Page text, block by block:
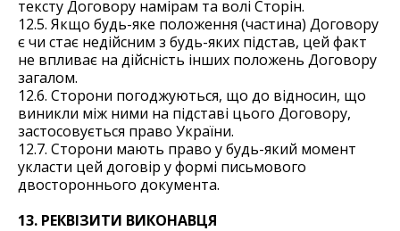
тексту Договору намірам та волі Сторін.
12.5. Якщо будь-яке положення (частина) Договору
є чи стає недійсним з будь-яких підстав, цей факт
не впливає на дійсність інших положень Договору
загалом.
12.6. Сторони погоджуються, що до відносин, що
виникли між ними на підставі цього Договору,
застосовується право України.
12.7. Сторони мають право у будь-який момент
укласти цей договір у формі письмового
двостороннього документа.
13. РЕКВІЗИТИ ВИКОНАВЦЯ